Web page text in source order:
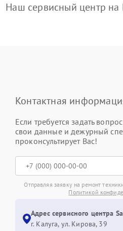
Наш сервисный центр
Контактная
Если требуется задать
свои данные и дежурный
проконсультирует Вас!
Отправляя заявку на ремонт
Политикой
Адрес сервисного центра
г. Калуга, ул. Кирова, 39